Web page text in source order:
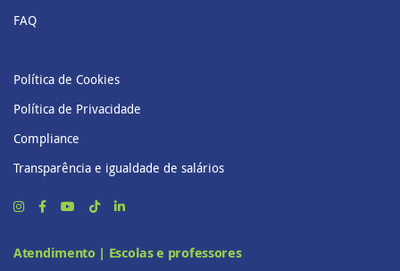
FAQ
Política de Cookies
Política de Privacidade
Compliance
Transparência e igualdade de salários
Atendimento | Escolas e professores